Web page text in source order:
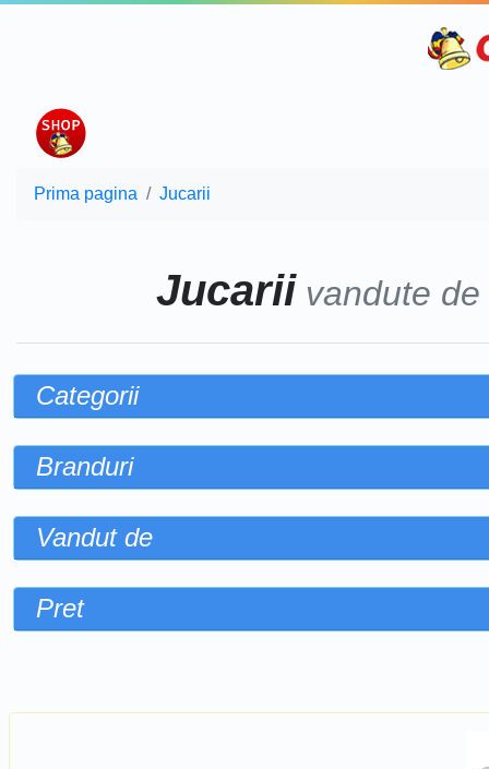
Prima pagina Jucarii
Jucariivandute de
Categorii
Branduri
Vandut de
Pret